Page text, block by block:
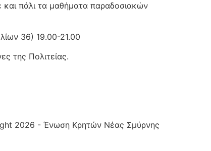
πάλι τα μαθήματα παραδοσιακών
36) 19.00-21.00
της Πολιτείας.
2026 - Ένωση Κρητών Νέας Σμύρνης